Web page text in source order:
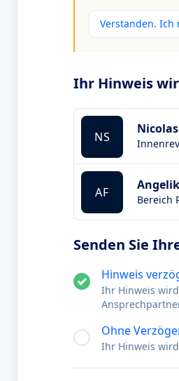
Verstanden. Ich
Ihr Hinweis
NS
AF Bereich
Senden Sie
Hinweis
Ihr Hinweis
Ohne
Ihr Hinweis